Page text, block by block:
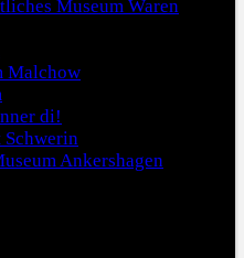
Museum Waren
Malchow
di!
Ankershagen